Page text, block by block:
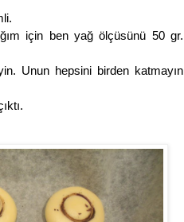
için ben yağ ölçüsünü 50 gr.
Unun hepsini birden katmayın